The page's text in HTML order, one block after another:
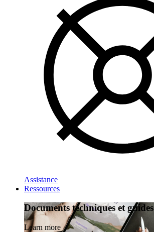
Assistance
Ressources
Documents techniques et guides
Learn more